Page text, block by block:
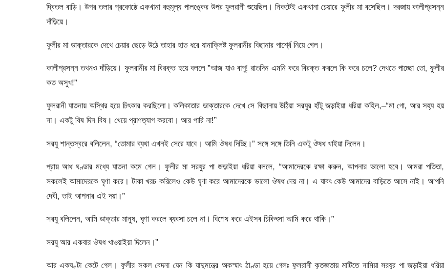
দ্বিতল বাড়ি। উপর তলার প্রকোষ্ঠে একখানা বহুমূল্য পালঙ্কের উপর ফুলরানী শুয়েছিল। নিকটেই একখানা চেয়ারে ফুলীর মা বসেছিল। দরজায় কালীপ্রসন্ন
দাঁড়িয়ে।
ফুলীর মা ডাক্তারকে দেখে চেয়ার ছেড়ে উঠে তাহার হাত ধরে যানাক্লিষ্ট ফুলরানীর বিছানার পার্শ্বে নিয়ে গেল।
কালীপ্রসন্ন তখনও দাঁড়িয়ে। ফুলরানীর মা বিরক্ত হয়ে বললে ”আজ যাও বাপু! রাতদিন এমনি করে বিরক্ত করলে কি করে চলে? দেখতে পাচ্ছো তো, ফুলীর
কত অসুখ!”
ফুলরানী যাতনায় অস্থির হয়ে চিৎকার করছিলো। কলিকাতার ডাক্তারকে দেখে সে বিছানায় উঠিয়া সরযুর হাঁটু জড়াইয়া ধরিয়া কহিল,–“মা গো, আর সহ্য হয়
না। একটু বিষ দিন বিষ। খেয়ে প্রাণত্যাগ করবো। আর পারি না!”
সরযু শান্তস্বরে বলিলেন, “তোমার ব্যথা এখনই সেরে যাবে। আমি ঔষধ দিচ্ছি।” সঙ্গে সঙ্গে তিনি একটু ঔষধ খাইয়া দিলেন।
প্রায় আধ ঘণ্ডার মধ্যে যাতনা কমে গেল। ফুলীর মা সরযুর পা জড়াইয়া ধরিয়া বললে, “আমাদেরকে রক্ষা করুন, আপনার ভালো হবে। আমরা পতিতা,
সকলেই আমাদেরকে ঘৃণা করে। টাকা খরচ করিলেও কেউ ঘৃণা করে আমাদেরকে ভালো ঔষধ দেয় না। এ যাবৎ কেউ আমাদের বাড়িতে আসে নাই। আপনি
দেবী, তাই আপনার এই দয়া।”
সরযু বলিলেন, আমি ডাক্তার মানুষ, ঘৃণা করলে ব্যবসা চলে না। বিশেষ করে এইসব চিকিৎসা আমি করে থাকি।”
সরযু আর একবার ঔষধ খাওয়াইয়া দিলেন।”
আর একঘণ্টা কেটে গেল। ফুলীর সকল বেদনা যেন কি যাদুমন্ত্রে অকস্মাৎ ঠাণ্ডা হয়ে গেলঃ ফুলরানী কৃতজ্ঞতায় মাটিতে নামিয়া সরযুর পা জড়াইয়া ধরিয়া